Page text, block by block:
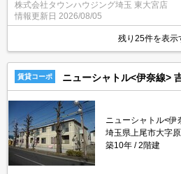
東大宮店まで★
株式会社タウンハウジング埼玉 東大宮店
情報更新日 2026/08/05
残り25件を表示
賃貸コーポ ニューシャトル<伊奈線>
ニューシャトル<伊
埼玉県上尾市大字
築10年
2階建